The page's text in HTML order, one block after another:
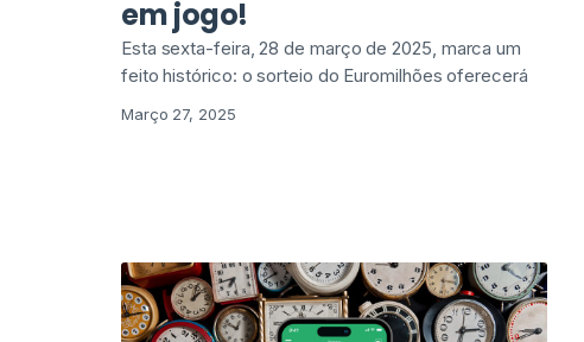
em jogo!
Esta sexta-feira, 28 de março de 2025, marca um
feito histórico: o sorteio do Euromilhões oferecerá
Março 27, 2025